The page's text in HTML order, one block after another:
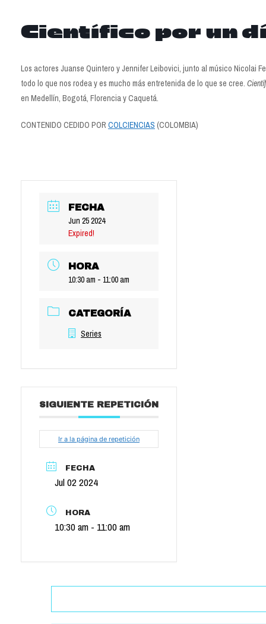
Científico por un
Los actores Juanse Quintero y Jennifer Leibovici, junto al músico Nicolai
todo lo que nos rodea y es mucho más entretenida de lo que se cree.
en Medellín, Bogotá, Florencia y Caquetá.
CONTENIDO CEDIDO POR COLCIENCIAS (COLOMBIA)
FECHA
Jun 25 2024
Expired!
HORA
10:30 am - 11:00 am
CATEGORÍA
Series
SIGUIENTE REPETICIÓN
Ir a la página de repetición
FECHA
Jul 02 2024
HORA
10:30 am - 11:00 am